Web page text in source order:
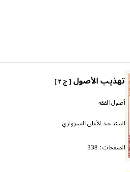
تهذيب الأصول[ ج ٢ ]
أصول الفقه
السيّد عبد الأعلى السبزواري
الصفحات : 338